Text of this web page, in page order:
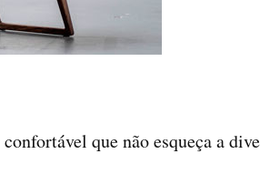
que não esqueça a